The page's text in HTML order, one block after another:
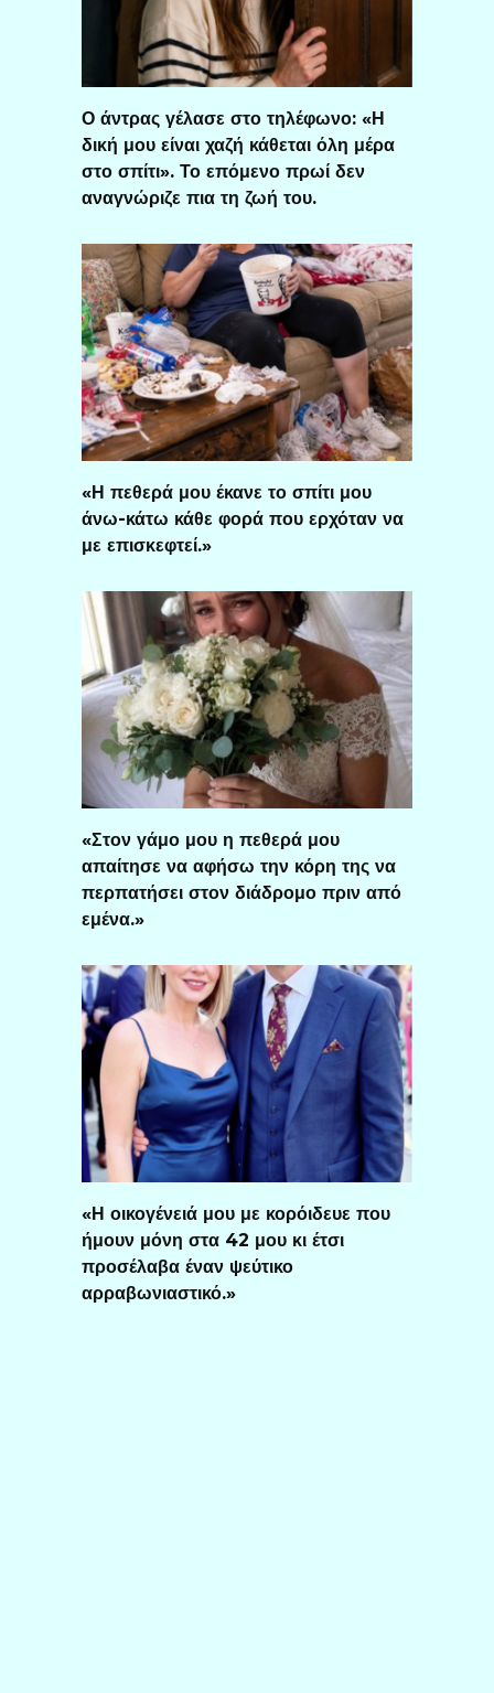
Ο άντρας γέλασε στο τηλέφωνο: «Η
δική μου είναι χαζή κάθεται όλη μέρα
στο σπίτι». Το επόμενο πρωί δεν
αναγνώριζε πια τη ζωή του.
«Η πεθερά μου έκανε το σπίτι μου
άνω-κάτω κάθε φορά που ερχόταν να
με επισκεφτεί.»
«Στον γάμο μου η πεθερά μου
απαίτησε να αφήσω την κόρη της να
περπατήσει στον διάδρομο πριν από
εμένα.»
«Η οικογένειά μου με κορόιδευε που
ήμουν μόνη στα 42 μου κι έτσι
προσέλαβα έναν ψεύτικο
αρραβωνιαστικό.»